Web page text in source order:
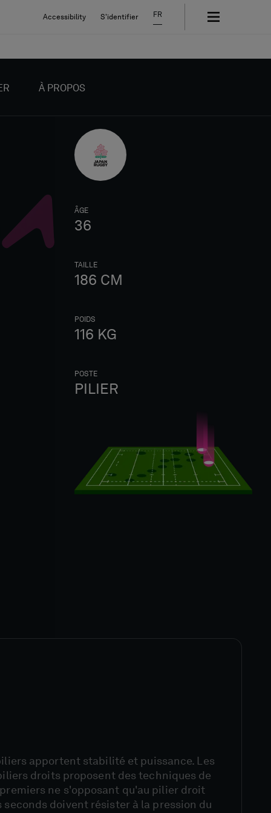
Accessibility S'identifier FR
À PROPOS
ÂGE
36
TAILLE
186 CM
POIDS
116 KG
POSTE
PILIER
apportent stabilité et puissance. Les
droits proposent des techniques de
ne s'opposant qu'au pilier droit
seconds doivent résister à la pression du